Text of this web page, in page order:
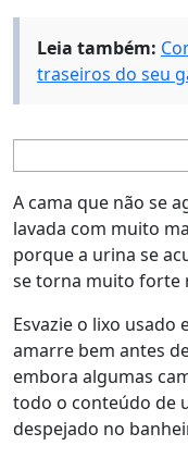
Leia também:
traseiros do seu
A cama que não se
lavada com muito
porque a urina se
se torna muito forte
Esvazie o lixo usado
amarre bem antes
embora algumas
todo o conteúdo de
despejado no